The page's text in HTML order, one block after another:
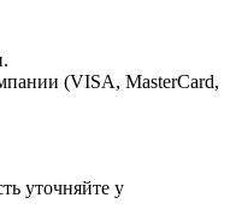
(VISA, MasterCard,
уточняйте у